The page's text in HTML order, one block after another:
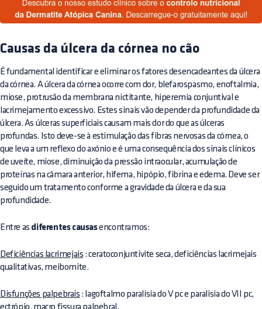
Causas da úlcera da córnea no cão
É fundamental identificar e eliminar os fatores desencadeantes da úlcera
da córnea. A úlcera da córnea ocorre com dor, blefarospasmo, enoftalmia,
miose, protrusão da membrana nictitante, hiperemia conjuntival e
lacrimejamento excessivo. Estes sinais vão depender da profundidade da
úlcera. As úlceras superficiais causam mais dor do que as úlceras
profundas. Isto deve-se à estimulação das fibras nervosas da córnea, o
que leva a um reflexo do axónio e é uma consequência dos sinais clínicos
de uveíte, miose, diminuição da pressão intraocular, acumulação de
proteínas na câmara anterior, hifema, hipópio, fibrina e edema. Deve ser
seguido um tratamento conforme a gravidade da úlcera e da sua
profundidade.
Entre as diferentes causasencontramos:
Deficiências lacrimejais : ceratoconjuntivite seca, deficiências lacrimejais
qualitativas, meibomite.
Disfunções palpebrais : lagoftalmo paralisia do V pc e paralisia do VII pc,
ectrópio, macro fissura palpebral.